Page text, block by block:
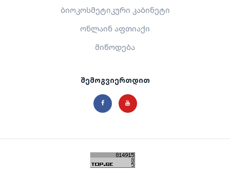
ბიოკოსმეტიკური კაბინეტი
ონლაინ აფთიაქი
მიწოდება
შემოგვიერთდით